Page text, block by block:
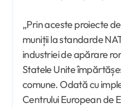
„Prin aceste proiecte
muniții la standarde
industriei de apărare
Statele Unite
comune. Odată cu
Centrului European de